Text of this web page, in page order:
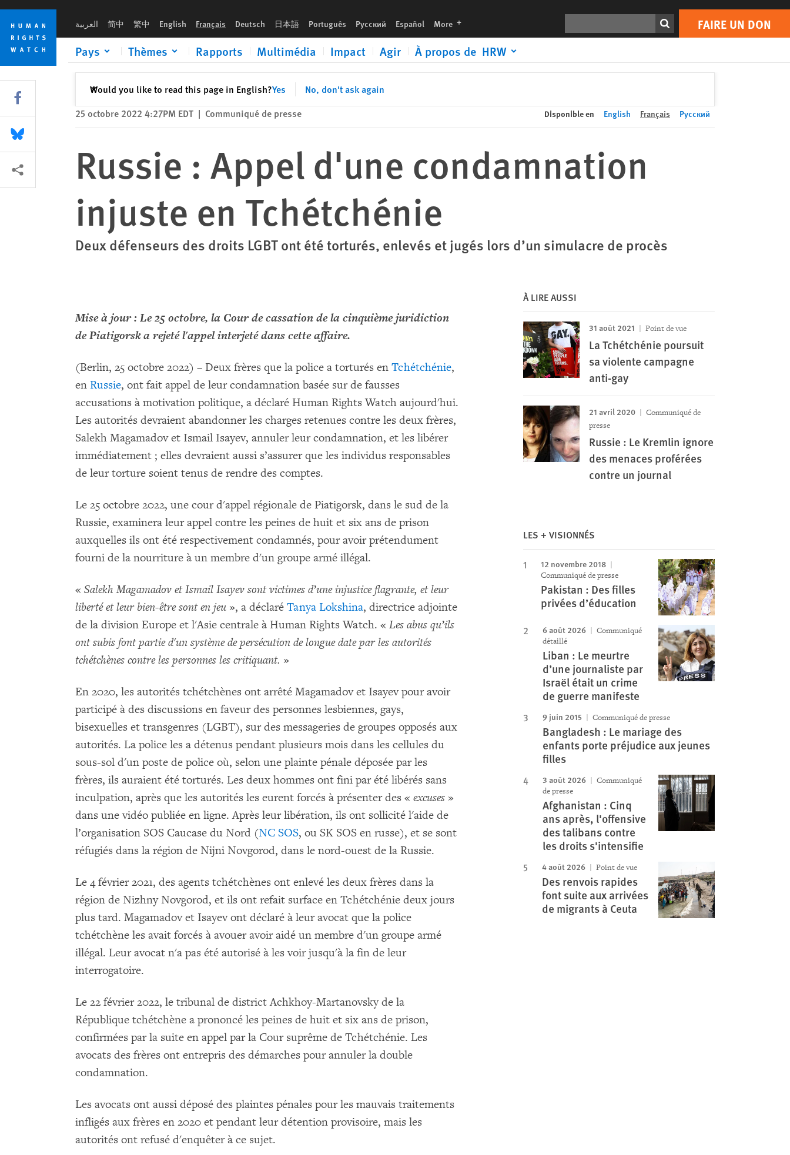
Skip
cookie
privacy
notice
Skip
main
content
العربية 简中 繁中 English Français Deutsch 日本語 Português Русский Español More languages FAIRE UN DON
Pays Thèmes Rapports Multimédia Impact Agir À propos de HRW
Would you like to read this page in English?Yes No, don't ask again
✕Fermer
Print FAIRE UN DON
25 octobre 2022 4:27PM EDT | Communiqué de presse Disponible en English Français Русский
Russie : Appel d'une condamnation
injuste en Tchétchénie
Deux défenseurs des droits LGBT ont été torturés, enlevés et jugés lors d’un simulacre de procès
Mise à jour : Le 25 octobre, la Cour de cassation de la cinquième juridiction
de Piatigorsk a rejeté l'appel interjeté dans cette affaire.
(Berlin, 25 octobre 2022) – Deux frères que la police a torturés en Tchétchénie,
en Russie, ont fait appel de leur condamnation basée sur de fausses
accusations à motivation politique, a déclaré Human Rights Watch aujourd'hui.
Les autorités devraient abandonner les charges retenues contre les deux frères,
Salekh Magamadov et Ismail Isayev, annuler leur condamnation, et les libérer
immédiatement ; elles devraient aussi s’assurer que les individus responsables
de leur torture soient tenus de rendre des comptes.
Le 25 octobre 2022, une cour d'appel régionale de Piatigorsk, dans le sud de la
Russie, examinera leur appel contre les peines de huit et six ans de prison
auxquelles ils ont été respectivement condamnés, pour avoir prétendument
fourni de la nourriture à un membre d'un groupe armé illégal.
« Salekh Magamadov et Ismail Isayev sont victimes d’une injustice flagrante, et leur
liberté et leur bien-être sont en jeu », a déclaré Tanya Lokshina, directrice adjointe
de la division Europe et l'Asie centrale à Human Rights Watch. « Les abus qu’ils
ont subis font partie d'un système de persécution de longue date par les autorités
tchétchènes contre les personnes les critiquant. »
En 2020, les autorités tchétchènes ont arrêté Magamadov et Isayev pour avoir
participé à des discussions en faveur des personnes lesbiennes, gays,
bisexuelles et transgenres (LGBT), sur des messageries de groupes opposés aux
autorités. La police les a détenus pendant plusieurs mois dans les cellules du
sous-sol d'un poste de police où, selon une plainte pénale déposée par les
frères, ils auraient été torturés. Les deux hommes ont fini par été libérés sans
inculpation, après que les autorités les eurent forcés à présenter des « excuses »
dans une vidéo publiée en ligne. Après leur libération, ils ont sollicité l'aide de
l’organisation SOS Caucase du Nord (NC SOS, ou SK SOS en russe), et se sont
réfugiés dans la région de Nijni Novgorod, dans le nord-ouest de la Russie.
Le 4 février 2021, des agents tchétchènes ont enlevé les deux frères dans la
région de Nizhny Novgorod, et ils ont refait surface en Tchétchénie deux jours
plus tard. Magamadov et Isayev ont déclaré à leur avocat que la police
tchétchène les avait forcés à avouer avoir aidé un membre d'un groupe armé
illégal. Leur avocat n'a pas été autorisé à les voir jusqu'à la fin de leur
interrogatoire.
Le 22 février 2022, le tribunal de district Achkhoy-Martanovsky de la
République tchétchène a prononcé les peines de huit et six ans de prison,
confirmées par la suite en appel par la Cour suprême de Tchétchénie. Les
avocats des frères ont entrepris des démarches pour annuler la double
condamnation.
Les avocats ont aussi déposé des plaintes pénales pour les mauvais traitements
infligés aux frères en 2020 et pendant leur détention provisoire, mais les
autorités ont refusé d'enquêter à ce sujet.
À LIRE AUSSI
31 août 2021 Point de vue
La Tchétchénie poursuit
sa violente campagne
anti-gay
21 avril 2020
Communiqué de
presse
Russie : Le Kremlin ignore
des menaces proférées
contre un journal
LES + VISIONNÉS
12 novembre 2018
Communiqué de presse
Pakistan : Des filles
privées d’éducation
6 août 2026
Communiqué
détaillé
Liban : Le meurtre
d’une journaliste par
Israël était un crime
de guerre manifeste
9 juin 2015 Communiqué de presse
Bangladesh : Le mariage des
enfants porte préjudice aux jeunes
filles
3 août 2026
Communiqué
de presse
Afghanistan : Cinq
ans après, l'offensive
des talibans contre
les droits s'intensifie
4 août 2026 Point de vue
Des renvois rapides
font suite aux arrivées
de migrants à Ceuta
Share this via Facebook
Share this via Bluesky
Share this via Partagez